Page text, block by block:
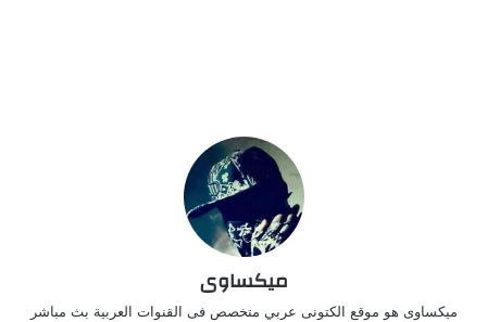
ميكساوى
ميكساوى هو موقع الكتونى عربي متخصص فى القنوات العربية بث مباشر